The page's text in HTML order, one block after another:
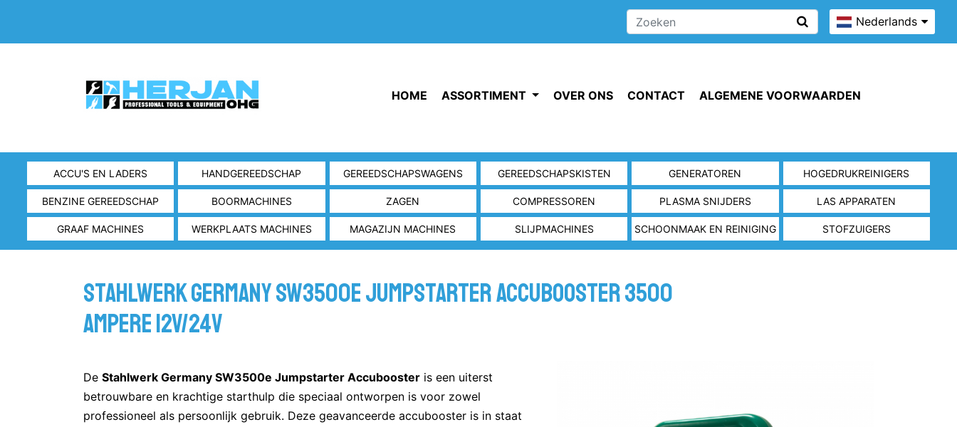
Nederlands
HOME ASSORTIMENT OVER ONS CONTACT ALGEMENE VOORWAARDEN
ACCU'S EN LADERS HANDGEREEDSCHAP GEREEDSCHAPSWAGENS GEREEDSCHAPSKISTEN GENERATOREN HOGEDRUKREINIGERS
BENZINE GEREEDSCHAP BOORMACHINES ZAGEN COMPRESSOREN PLASMA SNIJDERS LAS APPARATEN
GRAAF MACHINES WERKPLAATS MACHINES MAGAZIJN MACHINES SLIJPMACHINES SCHOONMAAK EN REINIGING STOFZUIGERS
Stahlwerk Germany SW3500e Jumpstarter Accubooster 3500
Ampere 12V/24V
De Stahlwerk Germany SW3500e Jumpstarter Accubooster is een uiterst
betrouwbare en krachtige starthulp die speciaal ontworpen is voor zowel
professioneel als persoonlijk gebruik. Deze geavanceerde accubooster is in staat